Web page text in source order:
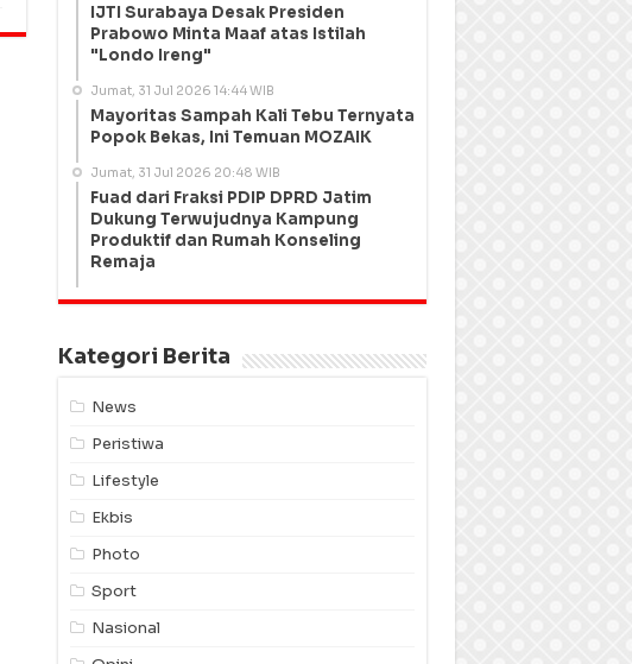
IJTI Surabaya Desak Presiden
Prabowo Minta Maaf atas Istilah
"Londo Ireng"
Jumat, 31 Jul 2026 14:44 WIB
Mayoritas Sampah Kali Tebu Ternyata
Popok Bekas, Ini Temuan MOZAIK
Jumat, 31 Jul 2026 20:48 WIB
Fuad dari Fraksi PDIP DPRD Jatim
Dukung Terwujudnya Kampung
Produktif dan Rumah Konseling
Remaja
Kategori Berita
News
Peristiwa
Lifestyle
Ekbis
Photo
Sport
Nasional